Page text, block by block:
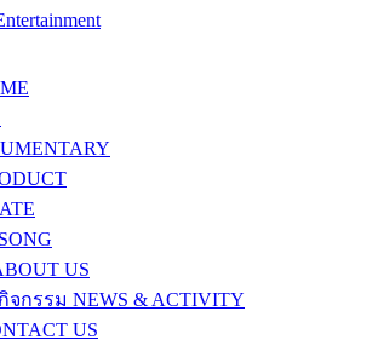
SONG
US
จกรรม NEWS & ACTIVITY
US